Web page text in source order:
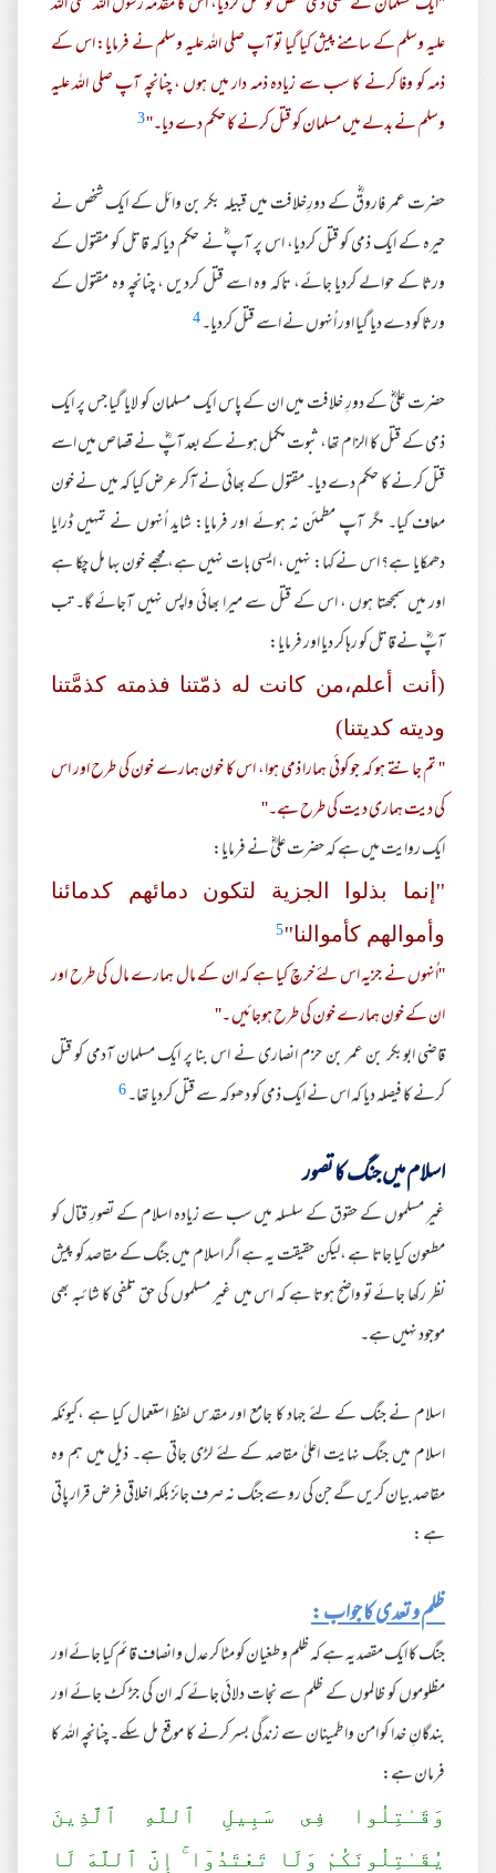
علیہ وسلم کے سامنے پیش کیا گیا تو آپ صلی اللہ علیہ وسلم نے فرمایا: اس کے
ذمہ کو وفا کرنے کا سب سے زیادہ ذمہ دار میں ہوں ، چنانچہ آپ صلی اللہ علیہ
وسلم نے بدلے میں مسلمان کو قتل کرنے کا حکم دے دیا۔''3
حضرت عمر فاروقؓ کے دورِخلافت میں قبیلہ بکر بن وائل کے ایک شخص نے
حیرہ کے ایک ذمی کو قتل کردیا، اس پر آپ ؓنے حکم دیا کہ قاتل کو مقتول کے
ورثا کے حوالے کردیا جائے، تاکہ وہ اسے قتل کردیں ، چنانچہ وہ مقتول کے
ورثا کو دے دیا گیا اور اُنہوں نے اسے قتل کردیا۔4
حضرت علیؓ کے دورِ خلافت میں ان کے پاس ایک مسلمان کو لایا گیا جس پر ایک
ذمی کے قتل کا الزام تھا، ثبوت مکمل ہونے کے بعد آپؓ نے قصاص میں اسے
قتل کرنے کا حکم دے دیا۔ مقتول کے بھائی نے آکر عرض کیا کہ میں نے خون
معاف کیا۔ مگر آپ مطمئن نہ ہوئے اور فرمایا: شاید اُنہوں نے تمہیں ڈرایا
دھمکایا ہے؟ اس نے کہا: نہیں ، ایسی بات نہیں ہے، مجھے خون بہا مل چکا ہے
اور میں سمجھتا ہوں ، اس کے قتل سے میرا بھائی واپس نہیں آجائے گا۔ تب
آپؓ نے قاتل کو رہا کر دیا اور فرمایا:
(أنت أعلم،من کانت له ذمّتنا فذمته کذمَّتنا
ودیته کدیتنا)
'' تم جانتے ہو کہ جو کوئی ہمارا ذمی ہوا، اس کا خون ہمارے خون کی طرح اور اس
کی دیت ہماری دیت کی طرح ہے۔''
ایک روایت میں ہے کہ حضرت علیؓ نے فرمایا:
''إنما بذلوا الجزیة لتکون دمائهم کدمائنا
وأموالھم کأموالنا''5
''اُنہوں نے جزیہ اس لئے خرچ کیا ہے کہ ان کے مال ہمارے مال کی طرح اور
ان کے خون ہمارے خون کی طرح ہوجائیں ۔''
قاضی ابوبکر بن عمر بن حزم انصاری نے اس بنا پر ایک مسلمان آدمی کو قتل
کرنے کا فیصلہ دیا کہ اس نے ایک ذمی کو دھوکہ سے قتل کردیا تھا۔6
اسلام میں جنگ کا تصور
غیر مسلموں کے حقوق کے سلسلہ میں سب سے زیادہ اسلام کے تصورِ قتال کو
مطعون کیا جاتا ہے ،لیکن حقیقت یہ ہے اگر اسلام میں جنگ کے مقاصد کو پیش
نظر رکھا جائے تو واضح ہوتا ہے کہ اس میں غیر مسلموں کی حق تلفی کا شائبہ بھی
موجود نہیں ہے۔
اسلام نے جنگ کے لئے جہاد کا جامع اور مقدس لفظ استعمال کیا ہے ،کیونکہ
اسلام میں جنگ نہایت اعلیٰ مقاصد کے لئے لڑی جاتی ہے۔ ذیل میں ہم وہ
مقاصد بیان کریں گے جن کی رو سے جنگ نہ صرف جائز بلکہ اخلاقی فرض قرار پاتی
ہے :
ظلم و تعدی کا جواب :
جنگ کا ایک مقصد یہ ہے کہ ظلم و طغیان کو مٹا کر عدل و انصاف قائم کیا جائے اور
مظلوموں کو ظالموں کے ظلم سے نجات دلائی جائے کہ ان کی جڑ کٹ جائے اور
بندگانِ خدا کو امن واطمینان سے زندگی بسر کرنے کا موقع مل سکے۔ چنانچہ اللہ کا
فرمان ہے:
وَقَـٰتِلُوا فِى سَبِيلِ ٱللَّهِ ٱلَّذِينَ
يُقَـٰتِلُونَكُمْ وَلَا تَعْتَدُوٓا ۚ إِنَّ ٱللَّهَ لَا